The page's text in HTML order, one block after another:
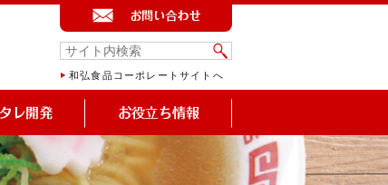
和弘食品コーポレートサイトへ